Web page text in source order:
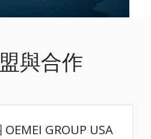
與合作
GROUP USA